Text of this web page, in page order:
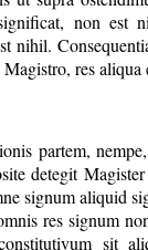
non est
nihil.
res aliqua
partem,
detegit
signum aliquid
res signum
sit